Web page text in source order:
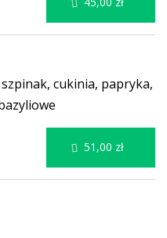
cukinia, papryka,